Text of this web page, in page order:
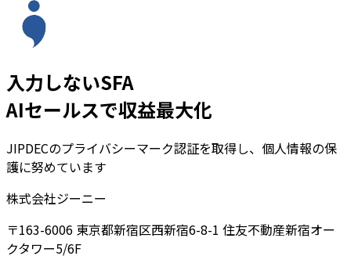
入力しないSFA
AIセールスで収益最大化
JIPDECのプライバシーマーク認証を取得し、個人情報の保
護に努めています
株式会社ジーニー
〒163-6006 東京都新宿区西新宿6-8-1 住友不動産新宿オー
クタワー5/6F